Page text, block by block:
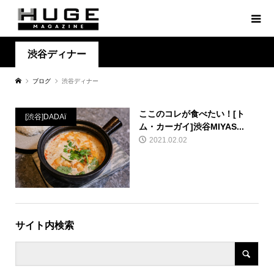
渋谷ディナー
ブログ 渋谷ディナー
[渋谷]DADAï
ここのコレが食べたい！[ト
ム・カーガイ]渋谷MIYAS...
2021.02.02
サイト内検索